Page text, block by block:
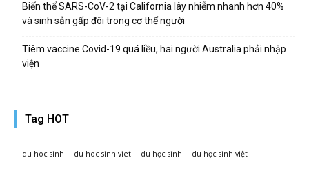
Biến thể SARS-CoV-2 tại California lây nhiễm nhanh hơn 40%
và sinh sản gấp đôi trong cơ thể người
Tiêm vaccine Covid-19 quá liều, hai người Australia phải nhập
viện
Tag HOT
du hoc sinh du hoc sinh viet du học sinh du học sinh việt